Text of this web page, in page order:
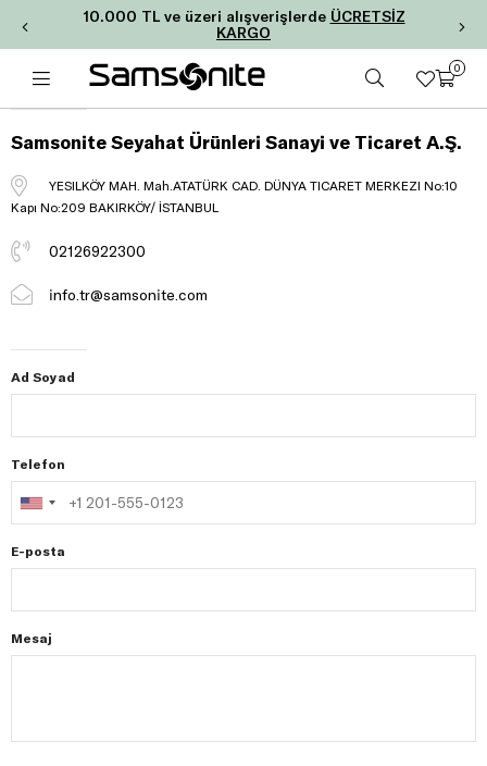
10.000 TL ve üzeri alışverişlerde ÜCRETSİZ
KARGO
0
Samsonite Seyahat Ürünleri Sanayi ve Ticaret A.Ş.
YESILKÖY MAH. Mah.ATATÜRK CAD. DÜNYA TICARET MERKEZI No:10
Kapı No:209 BAKIRKÖY/ İSTANBUL
02126922300
info.tr@samsonite.com
Ad Soyad
Telefon
E-posta
Mesaj